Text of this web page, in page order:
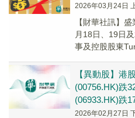
2026年03月24日
【財華社訊】
月18日、19日
事及控股股東
【異動股】港
(00756.HK)跌
(06933.HK)跌
2026年02月27日